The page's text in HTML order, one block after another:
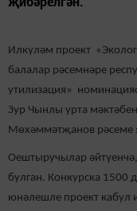
Илкүләм проект
балалар рәсемнәре
утилизация»
Зур Чынлы урта
Мөхәммәтҗанов рәсеме
Оештыручылар
булган. Конкурска 1500
юнәлешле проект кабул